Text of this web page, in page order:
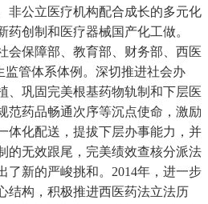
非公立医疗机构配合成长的多元化
药创制和医疗器械国产化工做。
会保障部、教育部、财务部、西医
监管体系体例。深切推进社会办
、巩固完美根基药物轨制和下层医
范药品畅通次序等沉点使命，激励
体化配送，提拔下层办事能力，并
的无效跟尾，完美绩效查核分派法
了新的严峻挑和。2014年，进一步
结构，积极推进西医药法立法历